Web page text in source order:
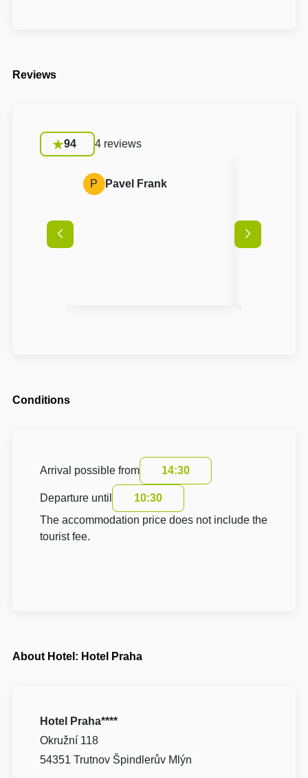
Reviews
94 4 reviews
P Pavel Frank
Conditions
Arrival possible from 14:30
Departure until
10:30
The accommodation price does not include the
tourist fee.
About Hotel: Hotel Praha
Hotel Praha****
Okružní 118
54351 Trutnov Špindlerův Mlýn